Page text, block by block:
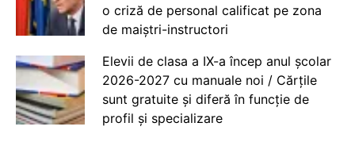
o criză de personal calificat pe zona
de maiștri-instructori
Elevii de clasa a IX-a încep anul școlar
2026-2027 cu manuale noi / Cărțile
sunt gratuite și diferă în funcție de
profil și specializare